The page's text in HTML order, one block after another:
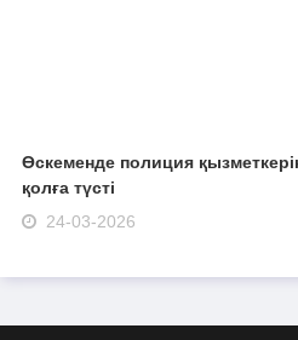
Өскеменде полиция
қолға түсті
24-03-2026